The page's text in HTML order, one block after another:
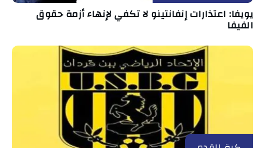
يويفا: اعتذارات إنفانتينو لا تكفي لإنهاء أزمة حقوق
الفيفا